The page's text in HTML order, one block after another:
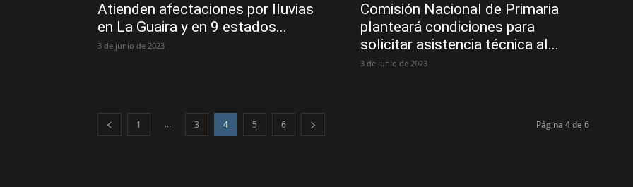
Atienden afectaciones por lluvias
en La Guaira y en 9 estados...
3 de junio de 2023
Comisión Nacional de Primaria
planteará condiciones para
solicitar asistencia técnica al...
3 de junio de 2023
1 ... 3 4 5 6 Página 4 de 6